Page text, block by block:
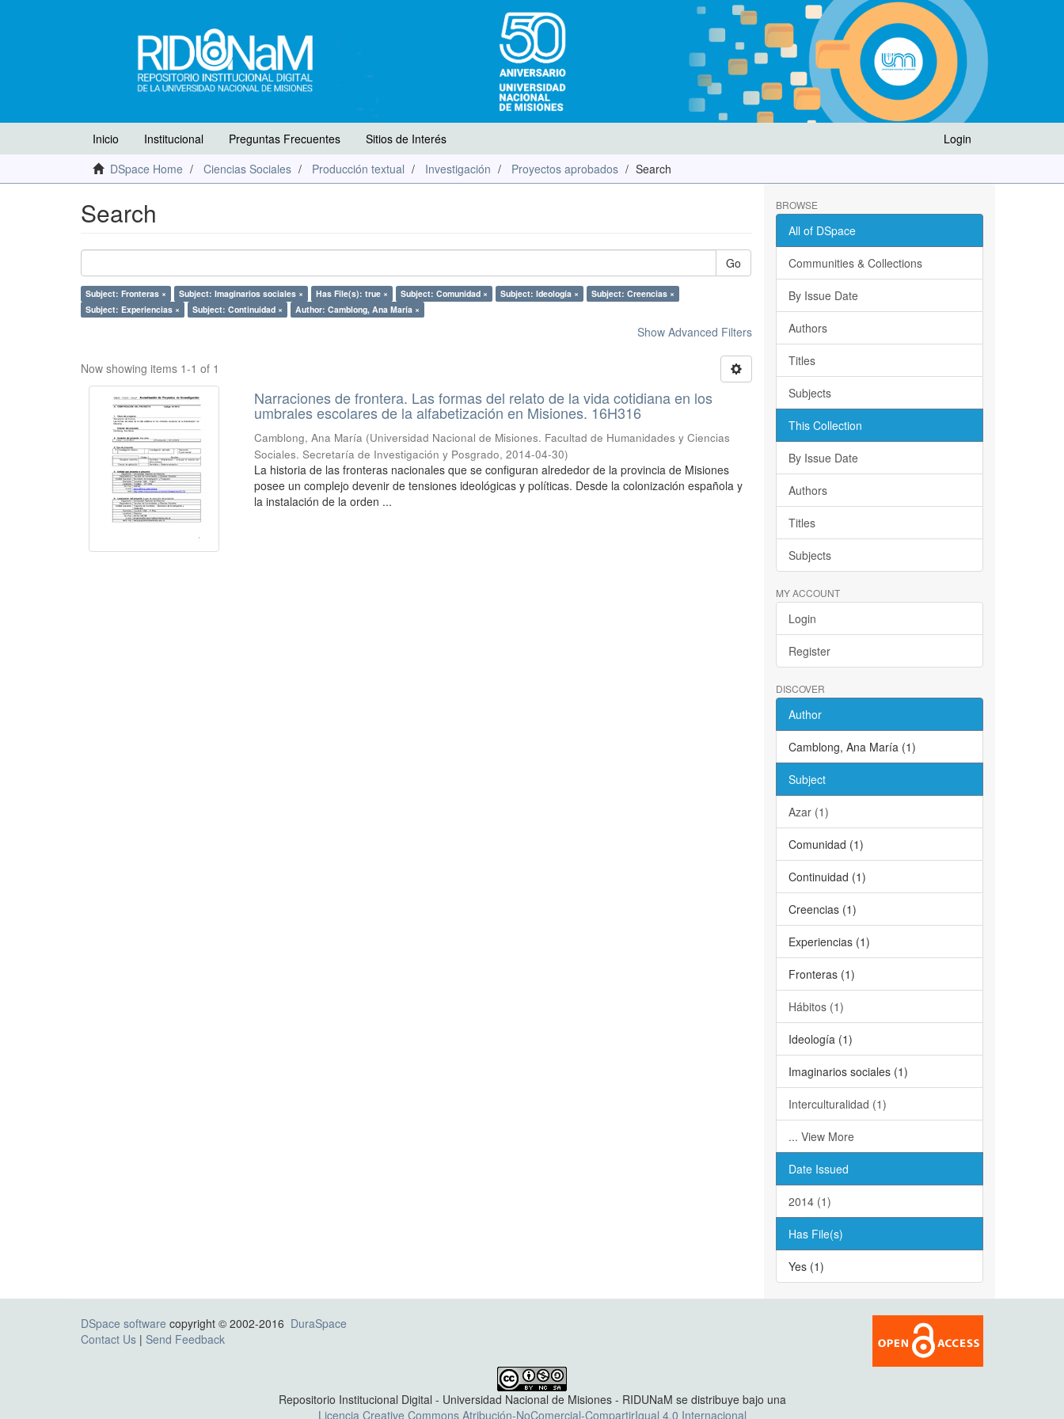
Login
Inicio Institucional Preguntas Frecuentes
Sitios de Interés
DSpace Home
Ciencias Sociales Producción textual Investigación Proyectos aprobados Search
Search
Go
Subject: Fronteras × Subject: Imaginarios sociales × Has File(s): true × Subject: Comunidad × Subject: Ideología ×
Subject: Creencias ×
Subject: Experiencias ×
Subject: Continuidad × Author: Camblong, Ana María ×
Show Advanced Filters
Now showing items 1-1 of 1
Narraciones de frontera. Las formas del relato de la vida cotidiana en los
umbrales escolares de la alfabetización en Misiones. 16H316
Camblong, Ana María (Universidad Nacional de Misiones. Facultad de Humanidades y Ciencias
Sociales. Secretaría de Investigación y Posgrado,2014-04-30)
La historia de las fronteras nacionales que se configuran alrededor de la provincia de Misiones
posee un complejo devenir de tensiones ideológicas y políticas. Desde la colonización española y
la instalación de la orden ...
BROWSE
All of DSpace
Communities & Collections
By Issue Date
Authors
Titles
Subjects
This Collection
By Issue Date
Authors
Titles
Subjects
MY ACCOUNT
Login
Register
DISCOVER
Author
Camblong, Ana María (1)
Subject
Azar (1)
Comunidad (1)
Continuidad (1)
Creencias (1)
Experiencias (1)
Fronteras (1)
Hábitos (1)
Ideología (1)
Imaginarios sociales (1)
Interculturalidad (1)
... View More
Date Issued
2014 (1)
Has File(s)
Yes (1)
DSpace software copyright © 2002-2016 DuraSpace
Contact Us | Send Feedback
Repositorio Institucional Digital - Universidad Nacional de Misiones - RIDUNaM se distribuye bajo una
Licencia Creative Commons Atribución-NoComercial-CompartirIgual 4.0 Internacional